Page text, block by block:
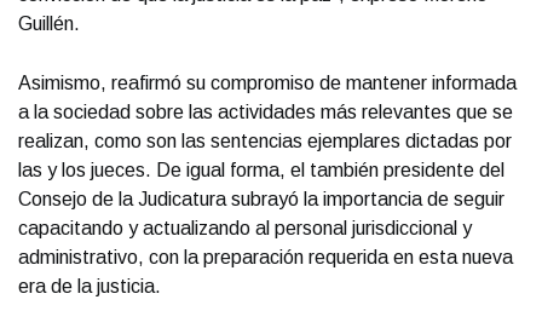
Guillén.
Asimismo, reafirmó su compromiso de mantener informada
a la sociedad sobre las actividades más relevantes que se
realizan, como son las sentencias ejemplares dictadas por
las y los jueces. De igual forma, el también presidente del
Consejo de la Judicatura subrayó la importancia de seguir
capacitando y actualizando al personal jurisdiccional y
administrativo, con la preparación requerida en esta nueva
era de la justicia.